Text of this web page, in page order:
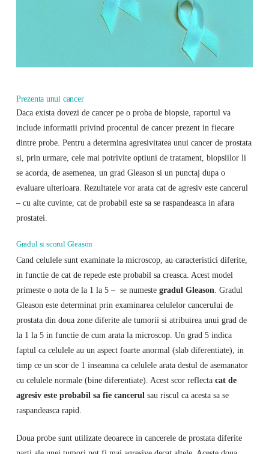
Prezenta unui cancer
Daca exista dovezi de cancer pe o proba de biopsie, raportul va
include informatii privind procentul de cancer prezent in fiecare
dintre probe. Pentru a determina agresivitatea unui cancer de prostata
si, prin urmare, cele mai potrivite optiuni de tratament, biopsiilor li
se acorda, de asemenea, un grad Gleason si un punctaj dupa o
evaluare ulterioara. Rezultatele vor arata cat de agresiv este cancerul
– cu alte cuvinte, cat de probabil este sa se raspandeasca in afara
prostatei.
Gradul si scorul Gleason
Cand celulele sunt examinate la microscop, au caracteristici diferite,
in functie de cat de repede este probabil sa creasca. Acest model
primeste o nota de la 1 la 5 – se numeste gradul Gleason . Gradul
Gleason este determinat prin examinarea celulelor cancerului de
prostata din doua zone diferite ale tumorii si atribuirea unui grad de
la 1 la 5 in functie de cum arata la microscop. Un grad 5 indica
faptul ca celulele au un aspect foarte anormal (slab diferentiate), in
timp ce un scor de 1 inseamna ca celulele arata destul de asemanator
cu celulele normale (bine diferentiate). Acest scor reflecta cat de
agresiv este probabil sa fie cancerul sau riscul ca acesta sa se
raspandeasca rapid.
Doua probe sunt utilizate deoarece in cancerele de prostata diferite